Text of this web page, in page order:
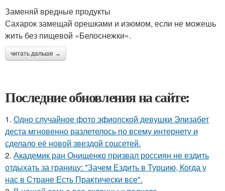
Заменяй вредные продукты
Сахарок замещай орешками и изюмом, если не можешь
жить без пищевой «Белоснежки».
читать дальше →
Последние обновления на сайте:
1. Одно случайное фото эфиопской девушки Элизабет
деста мгновенно разлетелось по всему интернету и
сделало её новой звездой соцсетей.
2. Академик ран Онищенко призвал россиян не ездить
отдыхать за границу: "Зачем Ездить в Турцию, Когда у
нас в Стране Есть Практически все".